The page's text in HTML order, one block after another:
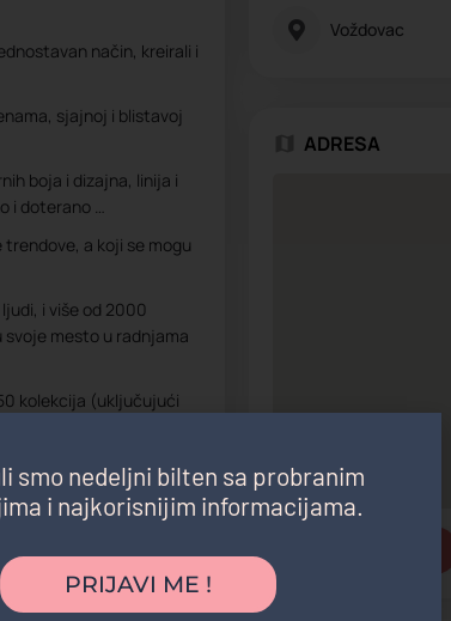
način, kreirali i
sjajnoj i blistavoj
boja i dizajna, linija i
i doterano …
a koji se mogu
i više od 2000
svoje mesto u radnjama
kolekcija (uključujući
Voždovac
ADRESA
smo nedeljni bilten sa probranim
i najkorisnijim informacijama.
PRIJAVI ME !